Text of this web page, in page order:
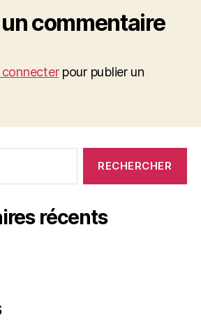
commentaire
pour publier un
récents